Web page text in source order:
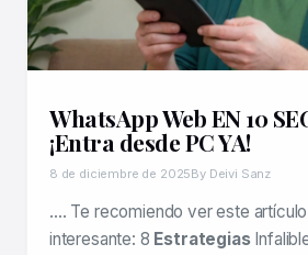
WhatsApp Web EN 10
¡Entra desde PC YA!
8 de diciembre de 2025By Deivi Sanz
…. Te recomiendo ver este
interesante: 8 Estrategias